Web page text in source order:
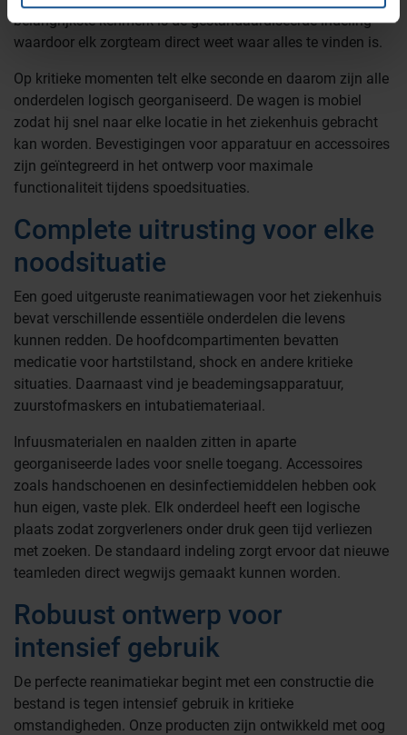
belangrijkste kenmerk is de gestandaardiseerde indeling
waardoor elk zorgteam direct weet waar alles te vinden is.
Op kritieke momenten telt elke seconde en daarom zijn alle
onderdelen logisch georganiseerd. De wagen is mobiel
zodat hij snel naar elke locatie in het ziekenhuis gebracht
kan worden. Bevestigingen voor apparatuur en accessoires
zijn geïntegreerd in het ontwerp voor maximale
functionaliteit tijdens spoedsituaties.
Complete uitrusting voor elke
noodsituatie
Een goed uitgeruste reanimatiewagen voor het ziekenhuis
bevat verschillende essentiële onderdelen die levens
kunnen redden. De hoofdcompartimenten bevatten
medicatie voor hartstilstand, shock en andere kritieke
situaties. Daarnaast vind je beademingsapparatuur,
zuurstofmaskers en intubatiemateriaal.
Infuusmaterialen en naalden zitten in aparte
georganiseerde lades voor snelle toegang. Accessoires
zoals handschoenen en desinfectiemiddelen hebben ook
hun eigen, vaste plek. Elk onderdeel heeft een logische
plaats zodat zorgverleners onder druk geen tijd verliezen
met zoeken. De standaard indeling zorgt ervoor dat nieuwe
teamleden direct wegwijs gemaakt kunnen worden.
Robuust ontwerp voor
intensief gebruik
De perfecte reanimatiekar begint met een constructie die
bestand is tegen intensief gebruik in kritieke
omstandigheden. Onze producten zijn ontwikkeld met oog